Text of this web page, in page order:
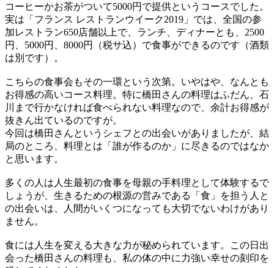
コーヒーかお茶がついて5000円で提供というコースでした。
実は「フランス レストランウイーク2019」では、全国の参
加レストラン650店舗以上で、ランチ、ディナーとも、2500
円、5000円、8000円（税サ込）で食事ができるのです（酒類
は別です）。
こちらの食事会もその一環という次第。いやはや、なんとも
お得感の高いコース料理。特に橋田さんの料理はふだん、石
川まで行かなければ食べられない料理なので、余計お得感が
抜きん出ているのですが。
今回は橋田さんというシェフとの出会いがありましたが、結
局のところ、料理とは「誰が作るのか」に尽きるのではなか
と思います。
多くの人は人生最初の食事を母親の手料理として体験するで
しょうが、生きるための根源の営みである「食」を担う人と
の出会いは、人間がいくつになっても大切でないわけがあり
ません。
食には人生を変える大きな力が秘められています。この日出
会った橋田さんの料理も、私の体の中に力強い幸せの刻印を